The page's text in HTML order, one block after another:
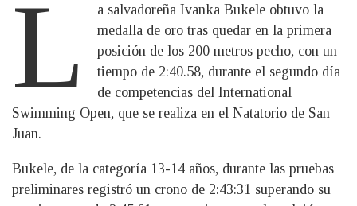
L
a salvadoreña Ivanka Bukele obtuvo la
medalla de oro tras quedar en la primera
posición de los 200 metros pecho, con un
tiempo de 2:40.58, durante el segundo día
de competencias del International
Swimming Open, que se realiza en el Natatorio de San
Juan.
Bukele, de la categoría 13-14 años, durante las pruebas
preliminares registró un crono de 2:43:31 superando su